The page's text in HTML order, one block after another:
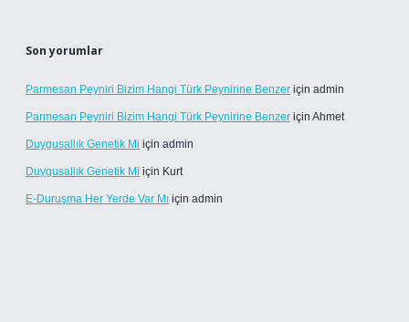
Son yorumlar
Parmesan Peyniri Bizim Hangi Türk Peynirine Benzer için admin
Parmesan Peyniri Bizim Hangi Türk Peynirine Benzer için Ahmet
Duygusallık Genetik Mi için admin
Duygusallık Genetik Mi için Kurt
E-Duruşma Her Yerde Var Mı için admin